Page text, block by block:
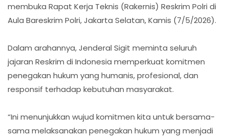
membuka Rapat Kerja Teknis (Rakernis) Reskrim Polri di
Aula Bareskrim Polri, Jakarta Selatan, Kamis (7/5/2026).
Dalam arahannya, Jenderal Sigit meminta seluruh
jajaran Reskrim di Indonesia memperkuat komitmen
penegakan hukum yang humanis, profesional, dan
responsif terhadap kebutuhan masyarakat.
“Ini menunjukkan wujud komitmen kita untuk bersama-
sama melaksanakan penegakan hukum yang menjadi